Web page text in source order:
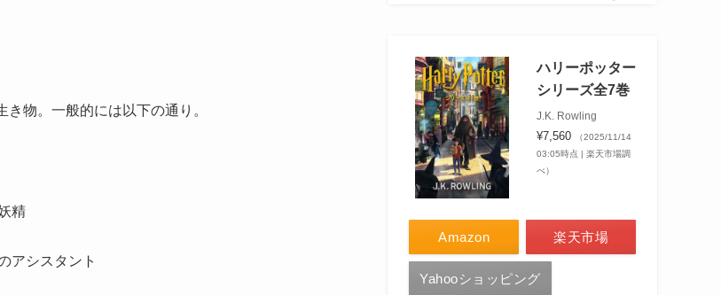
物。一般的には以下の通り。
精
アシスタント
ハリーポッター
シリーズ全7巻
J.K. Rowling
¥7,560
（2025/11/14
03:05時点 | 楽天市場調
べ）
Amazon 楽天市場
Yahooショッピング